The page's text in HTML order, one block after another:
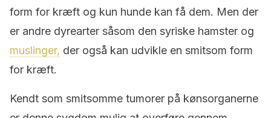
form for kræft og kun hunde kan få dem. Men der
er andre dyrearter såsom den syriske hamster og
muslinger, der også kan udvikle en smitsom form
for kræft.
Kendt som smitsomme tumorer på kønsorganerne